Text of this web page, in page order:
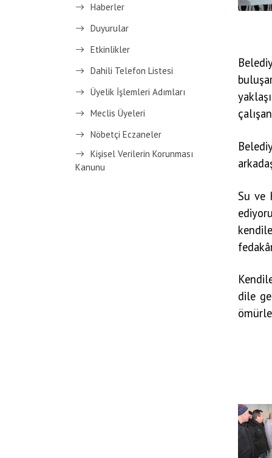
Haberler
Duyurular
Etkinlikler
Dahili Telefon Listesi
Üyelik İşlemleri Adımları
Meclis Üyeleri
Nöbetçi Eczaneler
Kişisel Verilerin Korunması
Kanunu
Su ve
dile